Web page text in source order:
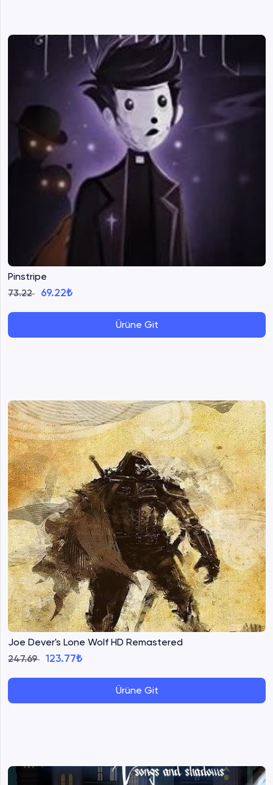
Pinstripe
73.22 69.22₺
Ürüne Git
Joe Dever's Lone Wolf HD Remastered
247.69 123.77₺
Ürüne Git